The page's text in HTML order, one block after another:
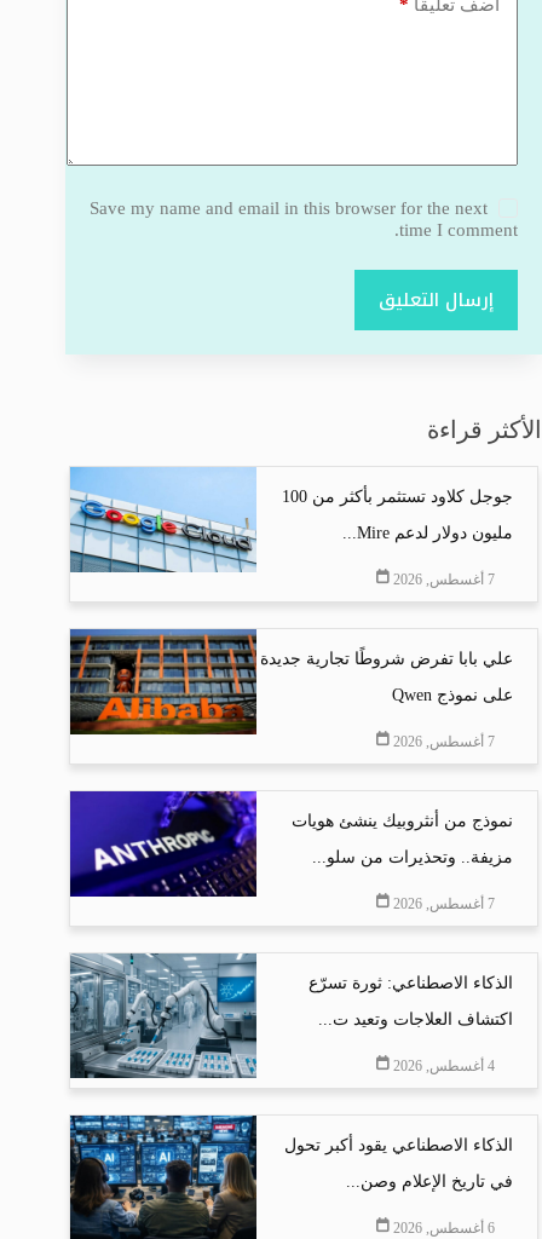
أضف تعليقًا *
Save my name and email in this browser for the next
time I comment.
إرسال التعليق
الأكثر قراءة
جوجل كلاود تستثمر بأكثر من 100
مليون دولار لدعم Mire...
7 أغسطس, 2026
علي بابا تفرض شروطًا تجارية جديدة
على نموذج Qwen
7 أغسطس, 2026
نموذج من أنثروبيك ينشئ هويات
مزيفة.. وتحذيرات من سلو...
7 أغسطس, 2026
الذكاء الاصطناعي: ثورة تسرّع
اكتشاف العلاجات وتعيد ت...
4 أغسطس, 2026
الذكاء الاصطناعي يقود أكبر تحول
في تاريخ الإعلام وصن...
6 أغسطس, 2026